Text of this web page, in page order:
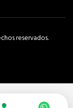
reservados.